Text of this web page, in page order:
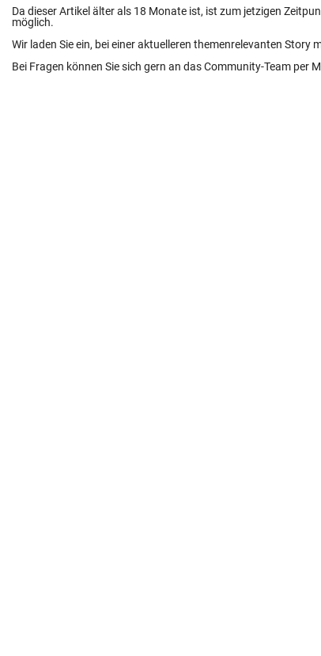
Da dieser Artikel älter als 18 Monate ist, ist zum jetzigen
möglich.
Wir laden Sie ein, bei einer aktuelleren themenrelevanten Story
Bei Fragen können Sie sich gern an das Community-Team per